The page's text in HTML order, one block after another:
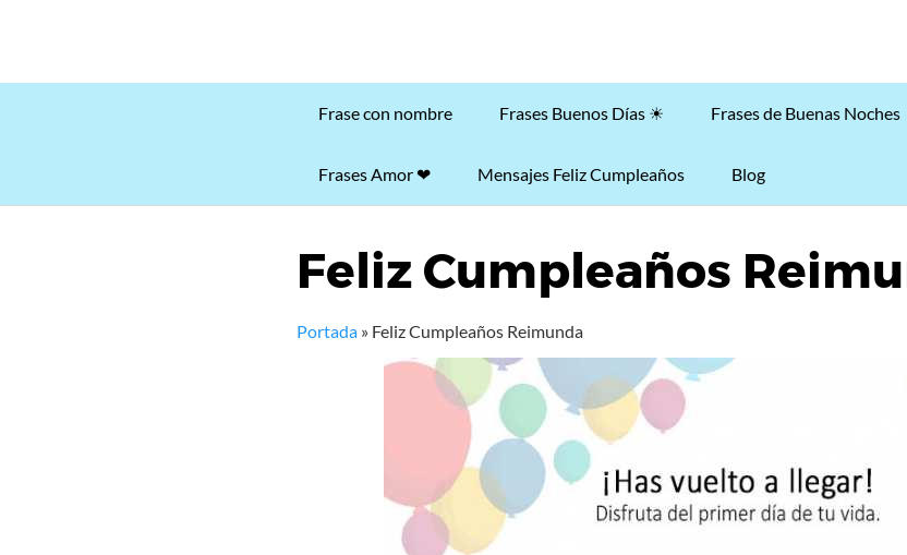
Frase con nombre Frases Buenos Días ☀ Frases de Buenas Noches
Frases Amor ❤ Mensajes Feliz Cumpleaños Blog
Feliz Cumpleaños
Portada » Feliz Cumpleaños Reimunda